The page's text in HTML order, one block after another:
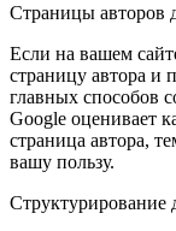
Страницы авторов
Если на вашем
страницу автора и
главных способов
Google оценивает
страница автора,
вашу пользу.
Структурирование